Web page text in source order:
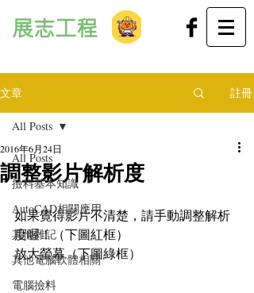
展志工程
文章 註冊
All Posts
撿料基本知識
AutoCAD相關應用
其他雜記
其他電腦軟體相關
電腦撿料
All Posts
調整影片解析度
2016年6月24日
如果覺得影片不清楚，請手動調整解析
度喔！（下圖紅框）
放大螢幕（下圖綠框）